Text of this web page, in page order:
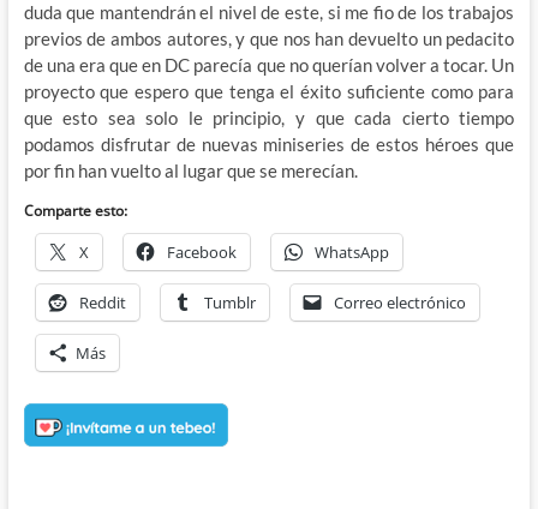
duda que mantendrán el nivel de este, si me fio de los trabajos
previos de ambos autores, y que nos han devuelto un pedacito
de una era que en DC parecía que no querían volver a tocar. Un
proyecto que espero que tenga el éxito suficiente como para
que esto sea solo le principio, y que cada cierto tiempo
podamos disfrutar de nuevas miniseries de estos héroes que
por fin han vuelto al lugar que se merecían.
Comparte esto:
X Facebook WhatsApp
Reddit Tumblr Correo electrónico
Más